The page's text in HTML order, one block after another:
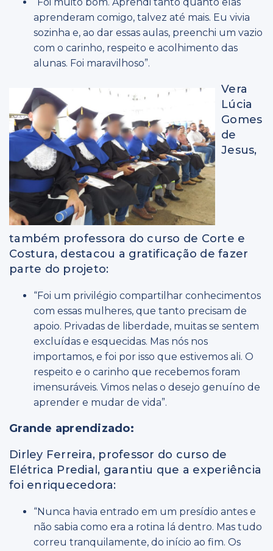
aprenderam comigo, talvez até mais. Eu vivia
sozinha e, ao dar essas aulas, preenchi um vazio
com o carinho, respeito e acolhimento das
alunas. Foi maravilhoso”.
Vera
Lúcia
Gomes
de
Jesus,
também professora do curso de Corte e
Costura, destacou a gratificação de fazer
parte do projeto:
“Foi um privilégio compartilhar conhecimentos
com essas mulheres, que tanto precisam de
apoio. Privadas de liberdade, muitas se sentem
excluídas e esquecidas. Mas nós nos
importamos, e foi por isso que estivemos ali. O
respeito e o carinho que recebemos foram
imensuráveis. Vimos nelas o desejo genuíno de
aprender e mudar de vida”.
Grande aprendizado:
Dirley Ferreira, professor do curso de
Elétrica Predial, garantiu que a experiência
foi enriquecedora:
“Nunca havia entrado em um presídio antes e
não sabia como era a rotina lá dentro. Mas tudo
correu tranquilamente, do início ao fim. Os